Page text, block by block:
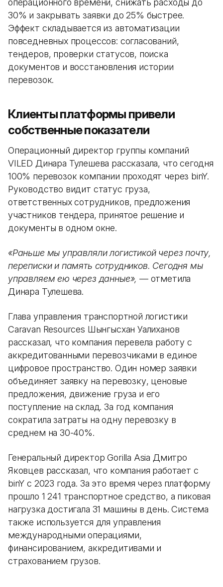
операционного времени, снижать расходы до
30% и закрывать заявки до 25% быстрее.
Эффект складывается из автоматизации
повседневных процессов: согласований,
тендеров, проверки статусов, поиска
документов и восстановления истории
перевозок.
Клиенты платформы привели
собственные показатели
Операционный директор группы компаний
VILED Динара Тулешева рассказала, что сегодня
100% перевозок компании проходят через binY.
Руководство видит статус груза,
ответственных сотрудников, предложения
участников тендера, принятое решение и
документы в одном окне.
«Раньше мы управляли логистикой через почту,
переписки и память сотрудников. Сегодня мы
управляем ею через данные», — отметила
Динара Тулешева.
Глава управления транспортной логистики
Caravan Resources Шынгысхан Уалиханов
рассказал, что компания перевела работу с
аккредитованными перевозчиками в единое
цифровое пространство. Один номер заявки
объединяет заявку на перевозку, ценовые
предложения, движение груза и его
поступление на склад. За год компания
сократила затраты на одну перевозку в
среднем на 30-40%.
Генеральный директор Gorilla Asia Дмитро
Яковцев рассказал, что компания работает с
binY с 2023 года. За это время через платформу
прошло 1 241 транспортное средство, а пиковая
нагрузка достигала 31 машины в день. Система
также используется для управления
международными операциями,
финансированием, аккредитивами и
страхованием грузов.